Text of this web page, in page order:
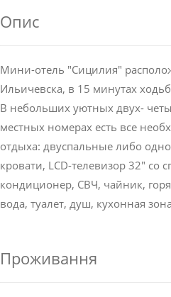
Опис
Мини-отель "Сицилия"
Ильичевска, в 15 минутах
В небольших уютных двух-
местных номерах есть все
отдыха: двуспальные либо
кровати, LCD-телевизор 32" со
кондиционер, СВЧ, чайник,
вода, туалет, душ, кухонная
Проживання